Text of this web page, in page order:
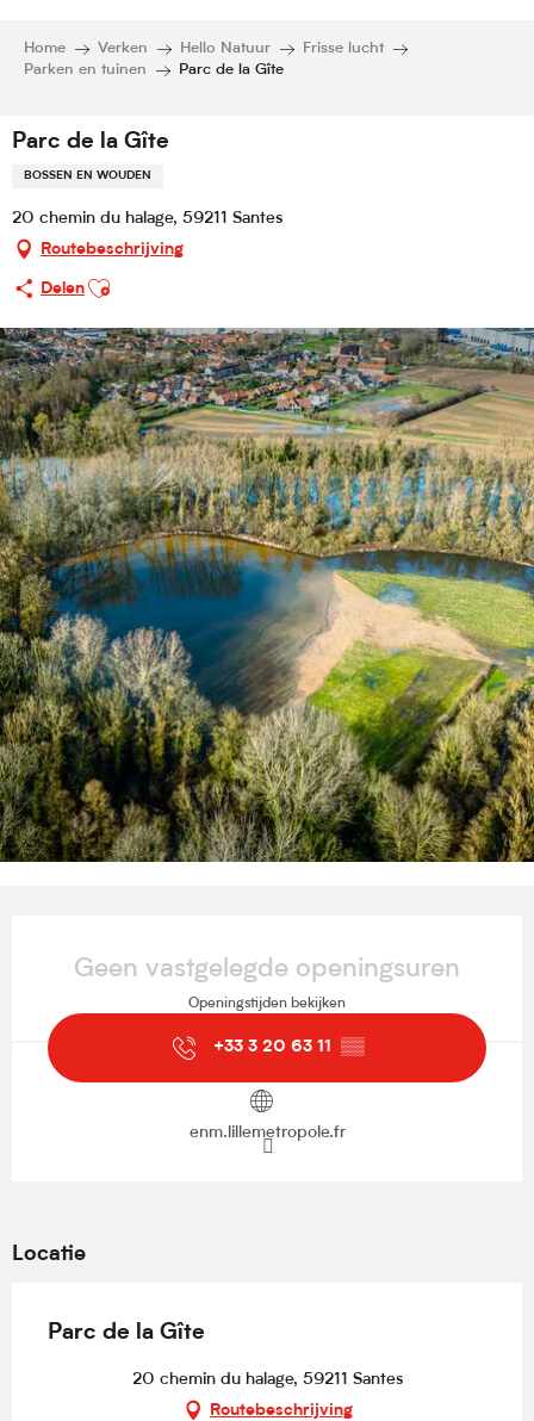
Home Verken Hello Natuur
Frisse lucht
Parken en tuinen
Parc de la Gîte
Parc de la Gîte
BOSSEN EN WOUDEN
20 chemin du halage, 59211 Santes
Routebeschrijving
Delen
Ajouter aux favoris
Geen vastgelegde openingsuren
Openingstijden bekijken
+33 3 20 63 11 ▒▒
enm.lillemetropole.fr
Locatie
Parc de la Gîte
20 chemin du halage, 59211 Santes
Routebeschrijving